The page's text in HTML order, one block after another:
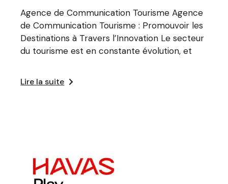
Agence de Communication Tourisme Agence
de Communication Tourisme : Promouvoir les
Destinations à Travers l’Innovation Le secteur
du tourisme est en constante évolution, et
Lire la suite